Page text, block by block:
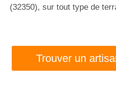
(32350), sur tout type de
Trouver un